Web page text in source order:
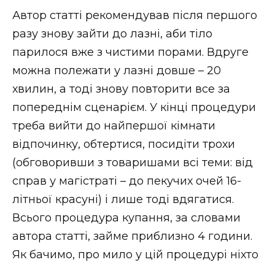
Автор статті рекомендував після першого
разу знову зайти до лазні, аби тіло
парилося вже з чистими порами. Вдруге
можна полежати у лазні довше – 20
хвилин, а тоді знову повторити все за
попереднім сценарієм. У кінці процедури
треба вийти до найпершої кімнати
відпочинку, обтертися, посидіти трохи
(обговоривши з товаришами всі теми: від
справ у магістраті – до пекучих очей 16-
літньої красуні) і лише тоді вдягатися.
Всього процедура купання, за словами
автора статті, займе приблизно 4 години.
Як бачимо, про мило у цій процедурі ніхто